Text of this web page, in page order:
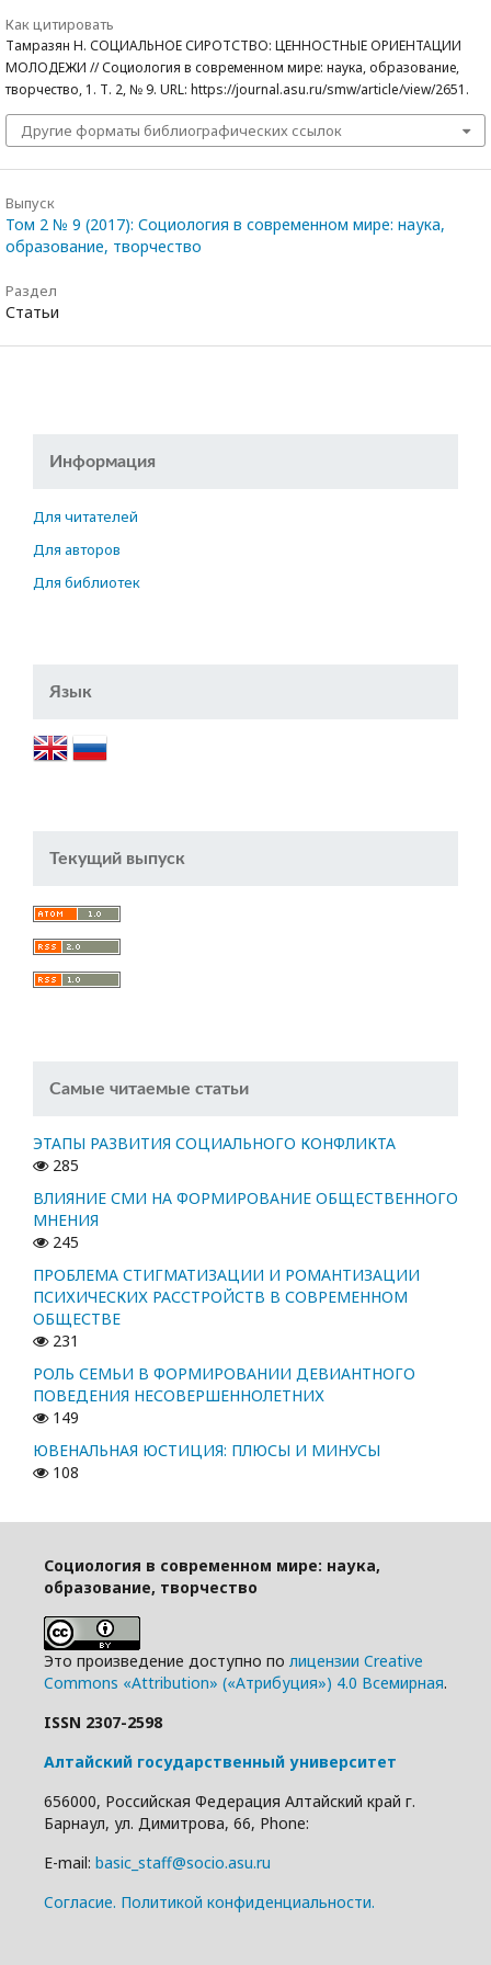
Как цитировать
Тамразян Н. СОЦИАЛЬНОЕ СИРОТСТВО: ЦЕННОСТНЫЕ ОРИЕНТАЦИИ
МОЛОДЕЖИ // Социология в современном мире: наука, образование,
творчество, 1. Т. 2, № 9. URL: https://journal.asu.ru/smw/article/view/2651.
Другие форматы библиографических ссылок
Выпуск
Том 2 № 9 (2017): Социология в современном мире: наука,
образование, творчество
Раздел
Статьи
Информация
Для читателей
Для авторов
Для библиотек
Язык
Текущий выпуск
Самые читаемые статьи
ЭТАПЫ РАЗВИТИЯ СОЦИАЛЬНОГО КОНФЛИКТА
285
ВЛИЯНИЕ СМИ НА ФОРМИРОВАНИЕ ОБЩЕСТВЕННОГО
МНЕНИЯ
245
ПРОБЛЕМА СТИГМАТИЗАЦИИ И РОМАНТИЗАЦИИ
ПСИХИЧЕСКИХ РАССТРОЙСТВ В СОВРЕМЕННОМ
ОБЩЕСТВЕ
231
РОЛЬ СЕМЬИ В ФОРМИРОВАНИИ ДЕВИАНТНОГО
ПОВЕДЕНИЯ НЕСОВЕРШЕННОЛЕТНИХ
149
ЮВЕНАЛЬНАЯ ЮСТИЦИЯ: ПЛЮСЫ И МИНУСЫ
108
Социология в современном мире: наука,
образование, творчество
Это произведение доступно по лицензии Creative
Commons «Attribution» («Атрибуция») 4.0 Всемирная.
ISSN 2307-2598
Алтайский государственный университет
656000, Российская Федерация Алтайский край г.
Барнаул, ул. Димитрова, 66, Phone:
E-mail: basic_staff@socio.asu.ru
Cогласие. Политикой конфиденциальности.